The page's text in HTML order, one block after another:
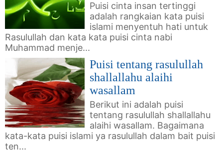
Puisi cinta insan tertinggi
adalah rangkaian kata puisi
islami menyentuh hati untuk
Rasulullah dan kata kata puisi cinta nabi
Muhammad menje...
Puisi tentang rasulullah
shallallahu alaihi
wasallam
Berikut ini adalah puisi
tentang rasulullah shallallahu
alaihi wasallam. Bagaimana
kata-kata puisi islami ya rasulullah dalam bait puisi
ten...